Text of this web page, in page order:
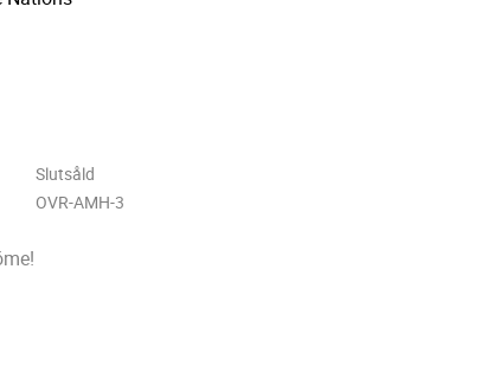
favoriter
Slutsåld
OVR-AMH-3